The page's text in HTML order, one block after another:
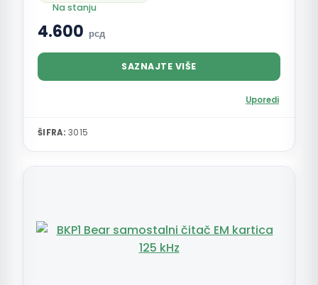
Na stanju
4.600 рсд
SAZNAJTE VIŠE
Uporedi
ŠIFRA: 3015